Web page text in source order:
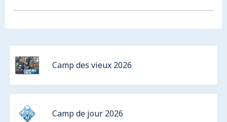
Camp des vieux 2026
Camp de jour 2026